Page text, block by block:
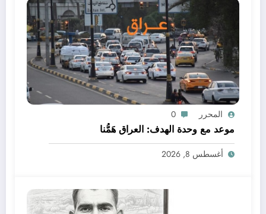
المحرر 0
موعد مع وحدة الهدف: العراق هَمُّنا
أغسطس 8, 2026